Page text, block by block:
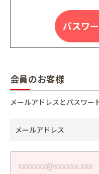
パスワ
会員のお客様
メールアドレスとパスワー
メールアドレス